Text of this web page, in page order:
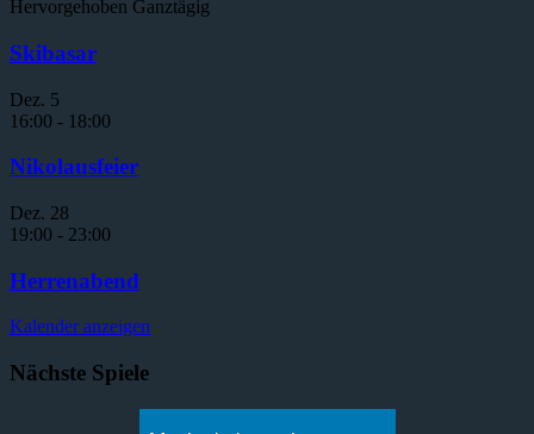
Hervorgehoben Ganztägig
Skibasar
Dez. 5
16:00 - 18:00
Nikolausfeier
Dez. 28
19:00 - 23:00
Herrenabend
Kalender anzeigen
Nächste Spiele